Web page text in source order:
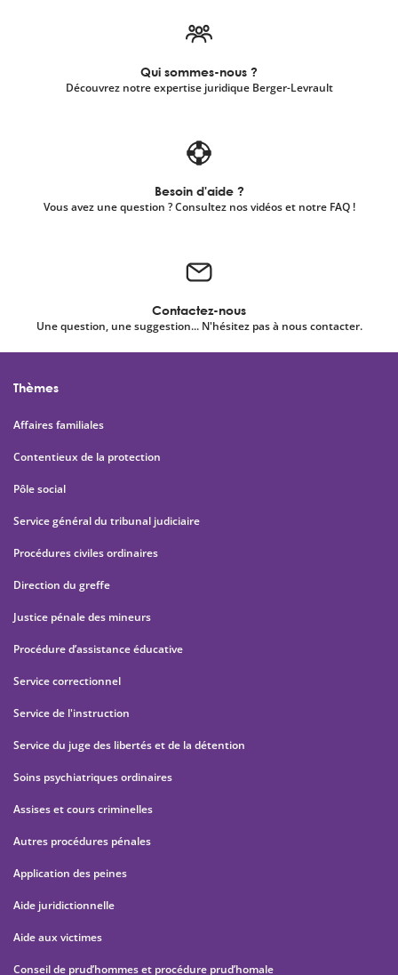
Qui sommes-nous ?
Découvrez notre expertise juridique Berger-Levrault
Besoin d'aide ?
Vous avez une question ? Consultez nos vidéos et notre FAQ !
Contactez-nous
Une question, une suggestion... N'hésitez pas à nous contacter.
Thèmes
Affaires familiales
Contentieux de la protection
Pôle social
Service général du tribunal judiciaire
Procédures civiles ordinaires
Direction du greffe
Justice pénale des mineurs
Procédure d’assistance éducative
Service correctionnel
Service de l'instruction
Service du juge des libertés et de la détention
Soins psychiatriques ordinaires
Assises et cours criminelles
Autres procédures pénales
Application des peines
Aide juridictionnelle
Aide aux victimes
Conseil de prud’hommes et procédure prud’homale